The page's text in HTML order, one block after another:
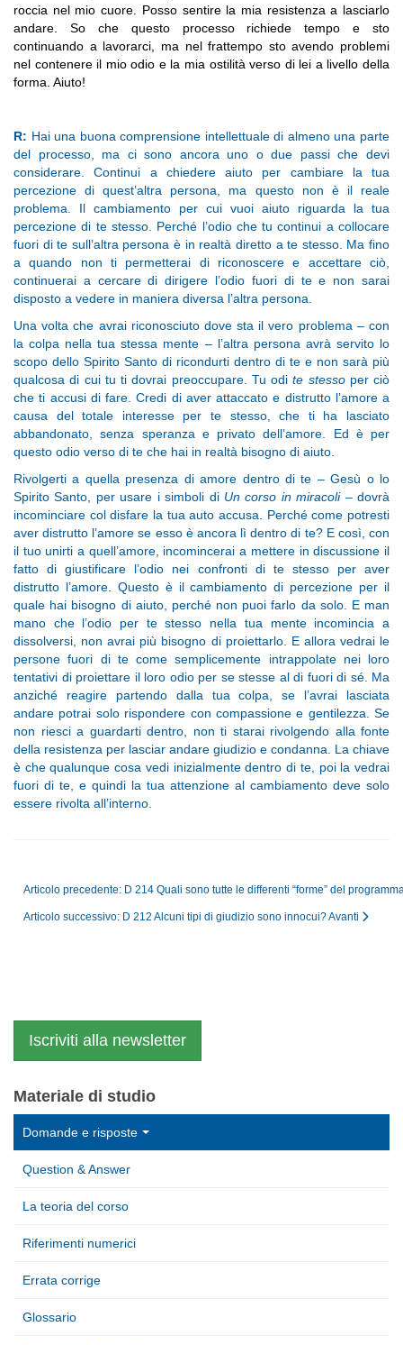
roccia nel mio cuore. Posso sentire la mia resistenza a lasciarlo
andare. So che questo processo richiede tempo e sto
continuando a lavorarci, ma nel frattempo sto avendo problemi
nel contenere il mio odio e la mia ostilità verso di lei a livello della
forma. Aiuto!
R: Hai una buona comprensione intellettuale di almeno una parte
del processo, ma ci sono ancora uno o due passi che devi
considerare. Continui a chiedere aiuto per cambiare la tua
percezione di quest’altra persona, ma questo non è il reale
problema. Il cambiamento per cui vuoi aiuto riguarda la tua
percezione di te stesso. Perché l’odio che tu continui a collocare
fuori di te sull’altra persona è in realtà diretto a te stesso. Ma fino
a quando non ti permetterai di riconoscere e accettare ciò,
continuerai a cercare di dirigere l’odio fuori di te e non sarai
disposto a vedere in maniera diversa l’altra persona.
Una volta che avrai riconosciuto dove sta il vero problema – con
la colpa nella tua stessa mente – l’altra persona avrà servito lo
scopo dello Spirito Santo di ricondurti dentro di te e non sarà più
qualcosa di cui tu ti dovrai preoccupare. Tu odite stessoper ciò
che ti accusi di fare. Credi di aver attaccato e distrutto l’amore a
causa del totale interesse per te stesso, che ti ha lasciato
abbandonato, senza speranza e privato dell’amore. Ed è per
questo odio verso di te che hai in realtà bisogno di aiuto.
Rivolgerti a quella presenza di amore dentro di te – Gesù o lo
Spirito Santo, per usare i simboli di Un corso in miracoli– dovrà
incominciare col disfare la tua auto accusa. Perché come potresti
aver distrutto l’amore se esso è ancora lì dentro di te? E così, con
il tuo unirti a quell’amore, incomincerai a mettere in discussione il
fatto di giustificare l’odio nei confronti di te stesso per aver
distrutto l’amore. Questo è il cambiamento di percezione per il
quale hai bisogno di aiuto, perché non puoi farlo da solo. E man
mano che l’odio per te stesso nella tua mente incomincia a
dissolversi, non avrai più bisogno di proiettarlo. E allora vedrai le
persone fuori di te come semplicemente intrappolate nei loro
tentativi di proiettare il loro odio per se stesse al di fuori di sé. Ma
anziché reagire partendo dalla tua colpa, se l’avrai lasciata
andare potrai solo rispondere con compassione e gentilezza. Se
non riesci a guardarti dentro, non ti starai rivolgendo alla fonte
della resistenza per lasciar andare giudizio e condanna. La chiave
è che qualunque cosa vedi inizialmente dentro di te, poi la vedrai
fuori di te, e quindi la tua attenzione al cambiamento deve solo
essere rivolta all’interno.
Articolo precedente: D 214 Quali sono tutte le differenti “forme” del
Articolo successivo: D 212 Alcuni tipi di giudizio sono innocui?Avanti
Iscriviti alla newsletter
Materiale di studio
Domande e risposte
Question & Answer
La teoria del corso
Riferimenti numerici
Errata corrige
Glossario